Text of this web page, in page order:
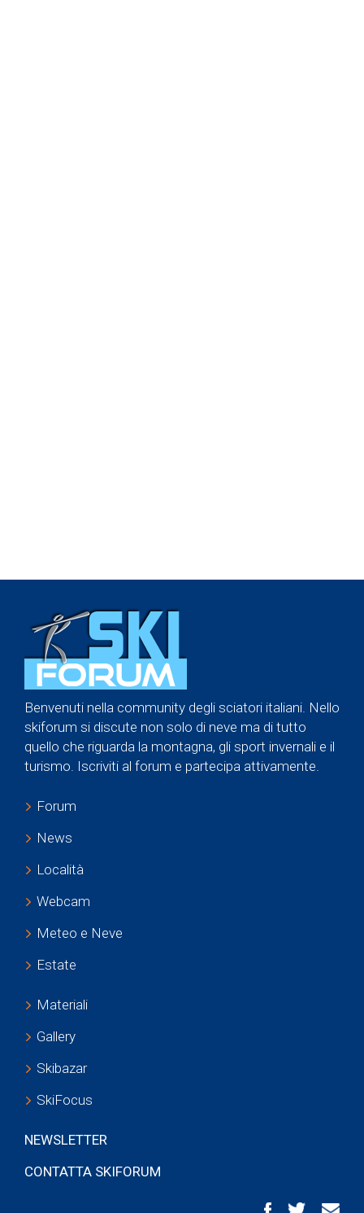
Benvenuti nella community degli sciatori italiani. Nello
skiforum si discute non solo di neve ma di tutto
quello che riguarda la montagna, gli sport invernali e il
turismo. Iscriviti al forum e partecipa attivamente.
Forum
News
Località
Webcam
Meteo e Neve
Estate
Materiali
Gallery
Skibazar
SkiFocus
NEWSLETTER
CONTATTA SKIFORUM